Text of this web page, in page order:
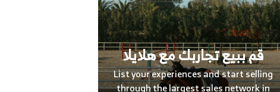
قم ببيع تجاربك مع هلايلا
List your experiences and start selling
through the largest sales network in